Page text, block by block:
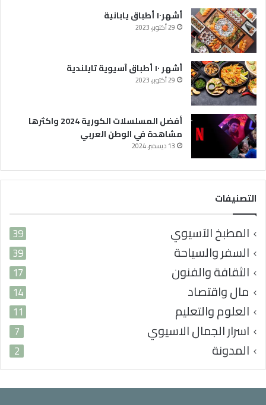
أشهر١٠ أطباق يابانية
29 أكتوبر، 2023
أشهر ١٠ أطباق آسيوية تايلندية
29 أكتوبر، 2023
أفضل المسلسلات الكورية 2024 واكثرها
مشاهدة في الوطن العربي
13 ديسمبر، 2024
التصنيفات
المطبخ الآسيوي 39
السفر والسياحة 39
الثقافة والفنون 17
مال واقتصاد 14
العلوم والتعليم 11
اسرار الجمال الاسيوي 7
المدونة 2